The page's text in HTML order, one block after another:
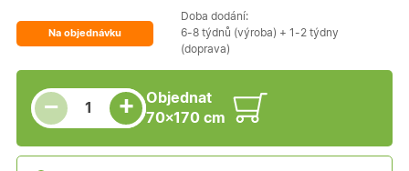
Na objednávku
Doba dodání:
6-8 týdnů (výroba) + 1-2 týdny
(doprava)
−
Snížit množství
Počet kusů +
Zvýšit množství
Objednat
70×170 cm